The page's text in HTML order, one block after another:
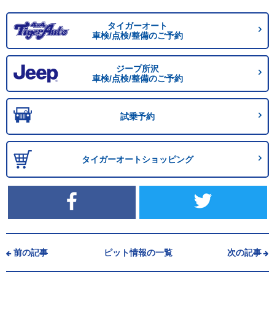
タイガーオート
車検/点検/整備のご予約
ジープ所沢
車検/点検/整備のご予約
試乗予約
タイガーオートショッピング
前の記事 ピット情報の一覧 次の記事